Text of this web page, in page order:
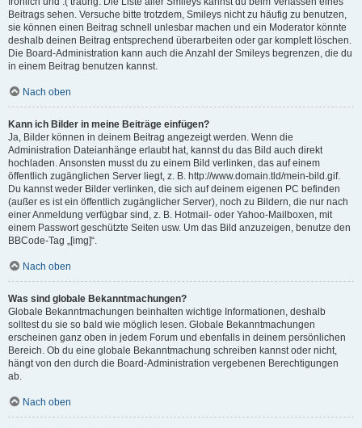
Beitrags sehen. Versuche bitte trotzdem, Smileys nicht zu häufig zu benutzen,
sie können einen Beitrag schnell unlesbar machen und ein Moderator könnte
deshalb deinen Beitrag entsprechend überarbeiten oder gar komplett löschen.
Die Board-Administration kann auch die Anzahl der Smileys begrenzen, die du
in einem Beitrag benutzen kannst.
Nach oben
Kann ich Bilder in meine Beiträge einfügen?
Ja, Bilder können in deinem Beitrag angezeigt werden. Wenn die
Administration Dateianhänge erlaubt hat, kannst du das Bild auch direkt
hochladen. Ansonsten musst du zu einem Bild verlinken, das auf einem
öffentlich zugänglichen Server liegt, z. B. http://www.domain.tld/mein-bild.gif.
Du kannst weder Bilder verlinken, die sich auf deinem eigenen PC befinden
(außer es ist ein öffentlich zugänglicher Server), noch zu Bildern, die nur nach
einer Anmeldung verfügbar sind, z. B. Hotmail- oder Yahoo-Mailboxen, mit
einem Passwort geschützte Seiten usw. Um das Bild anzuzeigen, benutze den
BBCode-Tag „[img]“.
Nach oben
Was sind globale Bekanntmachungen?
Globale Bekanntmachungen beinhalten wichtige Informationen, deshalb
solltest du sie so bald wie möglich lesen. Globale Bekanntmachungen
erscheinen ganz oben in jedem Forum und ebenfalls in deinem persönlichen
Bereich. Ob du eine globale Bekanntmachung schreiben kannst oder nicht,
hängt von den durch die Board-Administration vergebenen Berechtigungen
ab.
Nach oben